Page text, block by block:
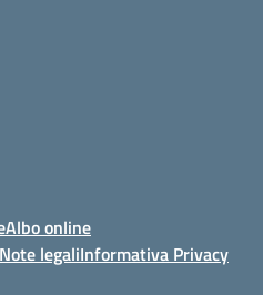
Albo online
Note legaliInformativa Privacy